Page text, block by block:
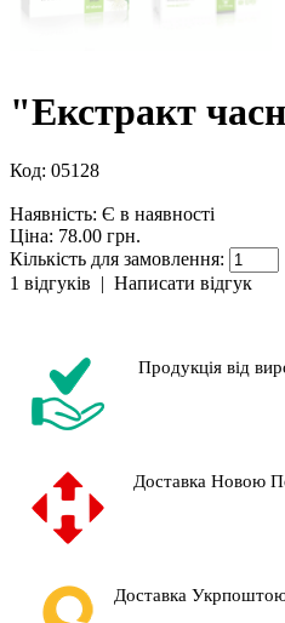
"Екстракт
Код: 05128
Наявність: Є в наявності
Ціна: 78.00 грн.
Кількість для замовлення:
1 відгуків | Написати відгук
Продукція від
Доставка Новою
Доставка Укрпоштою